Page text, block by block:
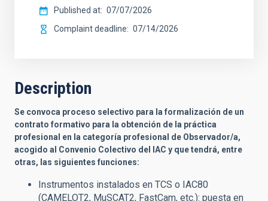
Published at
07/07/2026
Complaint deadline
07/14/2026
Description
Se convoca proceso selectivo para la formalización de un
contrato formativo para la obtención de la práctica
profesional en la categoría profesional de Observador/a,
acogido al Convenio Colectivo del IAC y que tendrá, entre
otras, las siguientes funciones:
Instrumentos instalados en TCS o IAC80
(CAMELOT2, MuSCAT2, FastCam, etc.): puesta en